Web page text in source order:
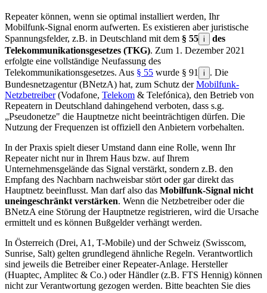
Repeater können, wenn sie optimal installiert werden, Ihr
Mobilfunk-Signal enorm aufwerten. Es existieren aber juristische
Spannungsfelder, z.B. in Deutschland mit dem § 55 i
des
Telekommunikationsgesetzes (TKG). Zum 1. Dezember 2021
erfolgte eine vollständige Neufassung des
Telekommunikationsgesetzes. Aus § 55 wurde § 91 i
. Die
Bundesnetzagentur (BNetzA) hat, zum Schutz derMobilfunk-
Netzbetreiber(Vodafone, Telekom & Telefónica), den Betrieb von
Repeatern in Deutschland dahingehend verboten, dass s.g.
„Pseudonetze" die Hauptnetze nicht beeinträchtigen dürfen. Die
Nutzung der Frequenzen ist offiziell den Anbietern vorbehalten.
In der Praxis spielt dieser Umstand dann eine Rolle, wenn Ihr
Repeater nicht nur in Ihrem Haus bzw. auf Ihrem
Unternehmensgelände das Signal verstärkt, sondern z.B. den
Empfang des Nachbarn nachweisbar stört oder gar direkt das
Hauptnetz beeinflusst. Man darf also das Mobilfunk-Signal nicht
uneingeschränkt verstärken. Wenn die Netzbetreiber oder die
BNetzA eine Störung der Hauptnetze registrieren, wird die Ursache
ermittelt und es können Bußgelder verhängt werden.
In Österreich (Drei, A1, T-Mobile) und der Schweiz (Swisscom,
Sunrise, Salt) gelten grundlegend ähnliche Regeln. Verantwortlich
sind jeweils die Betreiber einer Repeater-Anlage. Hersteller
(Huaptec, Amplitec & Co.) oder Händler (z.B. FTS Hennig) können
nicht zur Verantwortung gezogen werden. Bitte beachten Sie dies